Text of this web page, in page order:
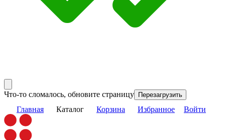
Что-то сломалось, обновите страницу Перезагрузить
Главная Каталог Корзина Избранное Войти